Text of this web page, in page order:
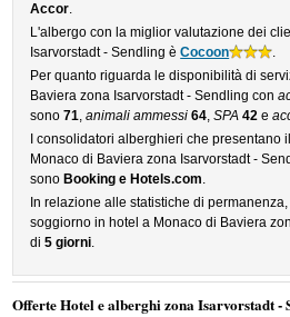
Accor.
L'albergo con la miglior valutazione dei
Isarvorstadt - Sendling èCocoon
.
Per quanto riguarda le disponibilità di
Baviera zona Isarvorstadt - Sendling con
sono71,animali ammessi 64,SPA 42 e
I consolidatori alberghieri che presentano
Monaco di Baviera zona Isarvorstadt -
sono Booking e Hotels.com.
In relazione alle statistiche di
soggiorno in hotel a Monaco di Baviera
di5 giorni.
Offerte Hotel e alberghi zona Isarvorstadt -